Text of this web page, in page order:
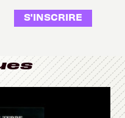
S'INSCRIRE